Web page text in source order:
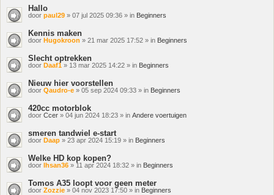
Hallo
door paul29 » 07 jul 2025 09:36 » in Beginners
Kennis maken
door Hugokroon » 21 mar 2025 17:52 » in Beginners
Slecht optrekken
door Daaf1 » 13 mar 2025 14:22 » in Beginners
Nieuw hier voorstellen
door Qaudro-e » 05 sep 2024 09:33 » in Beginners
420cc motorblok
door Ccer » 04 jun 2024 18:23 » in Andere voertuigen
smeren tandwiel e-start
door Daap » 23 apr 2024 15:19 » in Beginners
Welke HD kop kopen?
door Ihsan36 » 11 apr 2024 18:32 » in Beginners
Tomos A35 loopt voor geen meter
door Zozzie » 04 nov 2023 17:50 » in Beginners